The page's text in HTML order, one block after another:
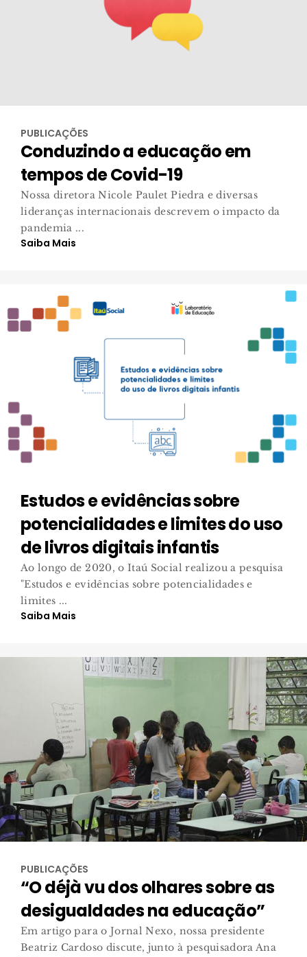
PUBLICAÇÕES
Conduzindo a educação em
tempos de Covid-19
Nossa diretora Nicole Paulet Piedra e diversas
lideranças internacionais descrevem o impacto da
pandemia ...
Saiba Mais
Estudos e evidências sobre
potencialidades e limites do uso
de livros digitais infantis
Ao longo de 2020, o Itaú Social realizou a pesquisa
"Estudos e evidências sobre potencialidades e
limites ...
Saiba Mais
PUBLICAÇÕES
“O déjà vu dos olhares sobre as
desigualdades na educação”
Em artigo para o Jornal Nexo, nossa presidente
Beatriz Cardoso discute, junto à pesquisadora Ana